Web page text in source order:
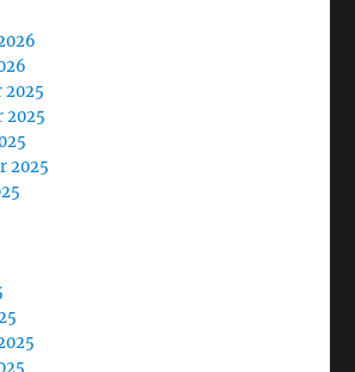
2025
2025
2025